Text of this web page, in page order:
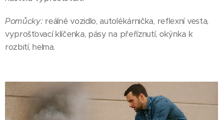
Pomůcky:reálné vozidlo, autolékárnička, reflexní vesta,
vyprošťovací klíčenka, pásy na přeříznutí, okýnka k
rozbití, helma.